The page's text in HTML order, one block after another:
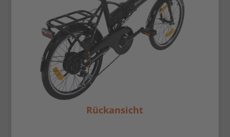
Rückansicht